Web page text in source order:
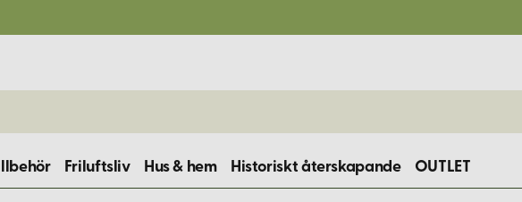
Friluftsliv Hus & hem Historiskt återskapande OUTLET